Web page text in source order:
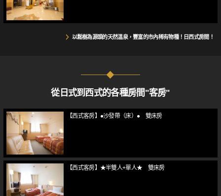
以鬆樹為源頭的天然溫泉，豐富的市內稀有物種！日西式房間！
從日式到西式的各種房間"客房"
【西式客房】●沙發帶（床）● 雙床房
【西式客房】★半雙人+單人★ 雙床房